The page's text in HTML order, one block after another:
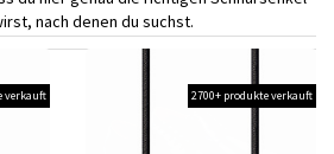
nach denen du suchst.
verkauft 2700+ produkte verkauft